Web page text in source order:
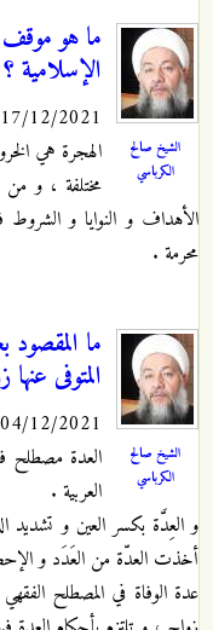
الشيخ صالح
الكرباسي
ما هو موقف
الإسلامية ؟
17/12/2021 - 00:03
الهجرة هي
مختلفة ، و
الأهداف و النوايا و
محرمة .
الشيخ صالح
الكرباسي
ما المقصود
المتوفى
04/12/2021 - 20:02
العدة مصطلح
العربية .
و العِدَّة بكسر العين و تشديد
أخذت العدّة من العَدَد و
عدة الوفاة في المصطلح